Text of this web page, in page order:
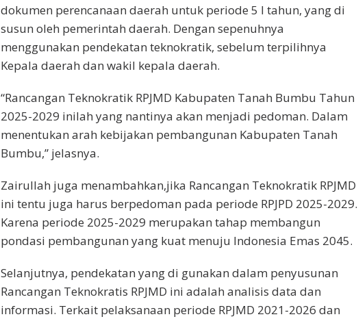
dokumen perencanaan daerah untuk periode 5 l tahun, yang di
susun oleh pemerintah daerah. Dengan sepenuhnya
menggunakan pendekatan teknokratik, sebelum terpilihnya
Kepala daerah dan wakil kepala daerah.
“Rancangan Teknokratik RPJMD Kabupaten Tanah Bumbu Tahun
2025-2029 inilah yang nantinya akan menjadi pedoman. Dalam
menentukan arah kebijakan pembangunan Kabupaten Tanah
Bumbu,” jelasnya.
Zairullah juga menambahkan,jika Rancangan Teknokratik RPJMD
ini tentu juga harus berpedoman pada periode RPJPD 2025-2029.
Karena periode 2025-2029 merupakan tahap membangun
pondasi pembangunan yang kuat menuju Indonesia Emas 2045.
Selanjutnya, pendekatan yang di gunakan dalam penyusunan
Rancangan Teknokratis RPJMD ini adalah analisis data dan
informasi. Terkait pelaksanaan periode RPJMD 2021-2026 dan